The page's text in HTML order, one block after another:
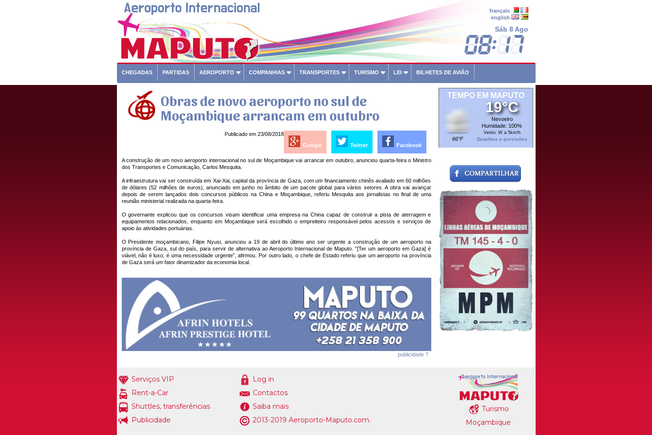
français
english
Sáb 8 Ago
CHEGADAS PARTIDAS AEROPORTO COMPANHIAS TRANSPORTES TURISMO LEI BILHETES DE AVIÃO
Obras de novo aeroporto no sul de
Moçambique arrancam em outubro
Facebook
Twitter
Google
Publicado em 23/08/2018
A construção de um novo aeroporto internacional no sul de Moçambique vai arrancar em outubro, anunciou quarta-feira o Ministro
dos Transportes e Comunicação, Carlos Mesquita.
A infraestrutura vai ser construída em Xai-Xai, capital da província de Gaza, com um financiamento chinês avaliado em 60 milhões
de dólares (52 milhões de euros), anunciado em junho no âmbito de um pacote global para vários setores. A obra vai avançar
depois de serem lançados dois concursos públicos na China e Moçambique, referiu Mesquita aos jornalistas no final de uma
reunião ministerial realizada na quarta-feira.
O governante explicou que os concursos visam identificar uma empresa na China capaz de construir a pista de aterragem e
equipamentos relacionados, enquanto em Moçambique será escolhido o empreiteiro responsável pelos acessos e serviços de
apoio às atividades portuárias.
O Presidente moçambicano, Filipe Nyusi, anunciou a 19 de abril do último ano ser urgente a construção de um aeroporto na
província de Gaza, sul do país, para servir de alternativa ao Aeroporto Internacional de Maputo. “[Ter um aeroporto em Gaza] é
viável, não é luxo, é uma necessidade urgente”, afirmou. Por outro lado, o chefe de Estado referiu que um aeroporto na província
de Gaza será um fator dinamizador da economia local.
publicidade ?
TEMPO EM MAPUTO
66°F
19°C
Nevoeiro
Humidade: 100%
Vento: W a 5km/h
Detalhes e previsões
Serviços VIP
Rent-a-Car
Shuttles, transferências
Publicidade
Log in
Contactos
Saiba mais
2013-2019 Aeroporto-Maputo.com.
Turismo
Moçambique